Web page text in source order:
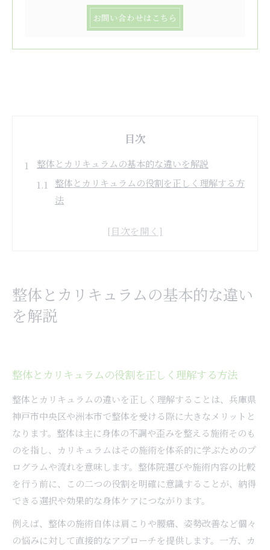
お問い合わせはこちら
目次
整体とカリキュラムの基本的な違いを解説
整体とカリキュラムの役割を正しく理解する方
法
整体の学び方と施術内容の違いを知るポイント
整体カリキュラムで学べる内容と実践効果の違
い
整体のメンテナンス頻度と最適な通院方法
整体のメンテナンス重視で選ぶポイントを解説
整体院の選び方で迷わないためのチェック項目
カリキュラム重視で安心できる整体院探し
整体カリキュラムが安心感につながる理由
整体院選びでカリキュラムを重視するポイント
整体カリキュラム充実の院ならではの魅力
安心して通える整体院のカリキュラムを比較
整体カリキュラムの質で選ぶ院探しのコツ
整体とカリキュラムの基本的な違い
を解説
整体とカリキュラムの役割を正しく理解する方法
整体とカリキュラムの違いを正しく理解することは、兵庫県
神戸市中央区や洲本市で整体を受ける際に大きなメリットと
なります。整体は主に身体の不調や歪みを整える施術そのも
のを指し、カリキュラムはその施術を体系的に学ぶためのプ
ログラムや流れを意味します。整体院選びや施術内容の比較
を行う前に、この二つの役割を明確に意識することが、納得
できる選択や効果的な身体ケアにつながります。
例えば、整体の施術自体は肩こりや腰痛、姿勢改善など個々
の悩みに対して直接的なアプローチを提供します。一方、カ